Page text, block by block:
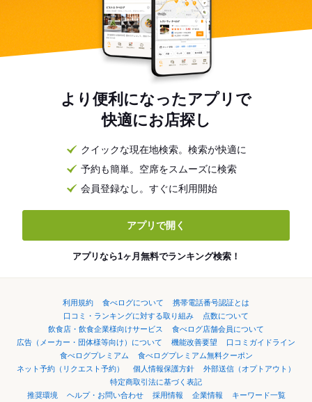
より便利になったアプリで
快適にお店探し
クイックな現在地検索。検索が快適に
予約も簡単。空席をスムーズに検索
会員登録なし。すぐに利用開始
アプリで開く
アプリなら1ヶ月無料でランキング検索！
利用規約 食べログについて
携帯電話番号認証とは
口コミ・ランキングに対する取り組み
点数について
飲食店・飲食企業様向けサービス
食べログ店舗会員について
広告（メーカー・団体様等向け）について
機能改善要望
口コミガイドライン
食べログプレミアム
食べログプレミアム無料クーポン
ネット予約（リクエスト予約）
個人情報保護方針
外部送信（オプトアウト）
特定商取引法に基づく表記
推奨環境
ヘルプ・お問い合わせ 採用情報 企業情報 キーワード一覧